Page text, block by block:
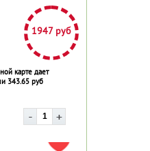
1947 руб
карте дает
343.65 руб
ДОБАВИТЬ В ИЗБРАННОЕ